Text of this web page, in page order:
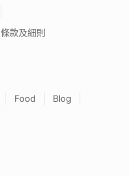
條款及細則
Food
Blog